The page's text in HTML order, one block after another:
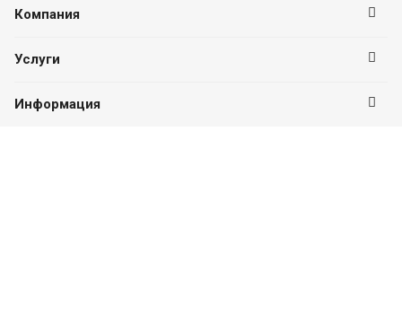
Компания
Услуги
Информация